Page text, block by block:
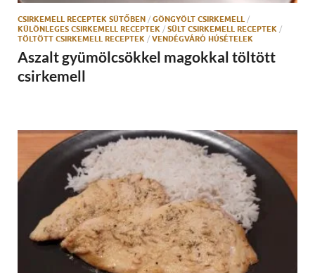
CSIRKEMELL RECEPTEK SÜTŐBEN / GÖNGYÖLT CSIRKEMELL /
KÜLÖNLEGES CSIRKEMELL RECEPTEK / SÜLT CSIRKEMELL RECEPTEK /
TÖLTÖTT CSIRKEMELL RECEPTEK / VENDÉGVÁRÓ HÚSÉTELEK
Aszalt gyümölcsökkel magokkal töltött
csirkemell